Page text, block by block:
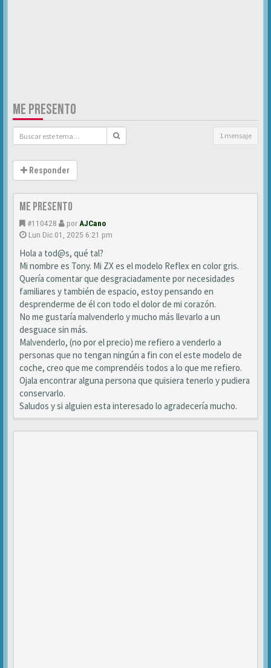
ME PRESENTO
1 mensaje
Responder
Me presento
#110428 por AJCano
Lun Dic 01, 2025 6:21 pm
Hola a tod@s, qué tal?
Mi nombre es Tony. Mi ZX es el modelo Reflex en color gris.
Quería comentar que desgraciadamente por necesidades
familiares y también de espacio, estoy pensando en
desprenderme de él con todo el dolor de mi corazón.
No me gustaría malvenderlo y mucho más llevarlo a un
desguace sin más.
Malvenderlo, (no por el precio) me refiero a venderlo a
personas que no tengan ningún a fin con el este modelo de
coche, creo que me comprendéis todos a lo que me refiero.
Ojala encontrar alguna persona que quisiera tenerlo y pudiera
conservarlo.
Saludos y si alguien esta interesado lo agradecería mucho.